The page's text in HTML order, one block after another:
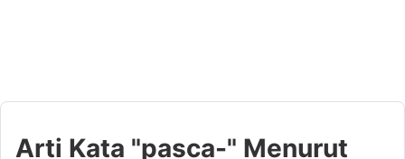
Arti Kata "pasca-" Menurut